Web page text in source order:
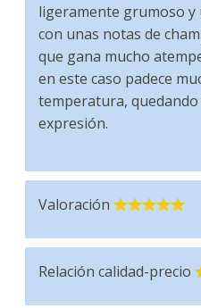
ligeramente grumoso y
con unas notas de
que gana mucho
en este caso padece
temperatura,
expresión.
Valoración
Relación calidad-precio